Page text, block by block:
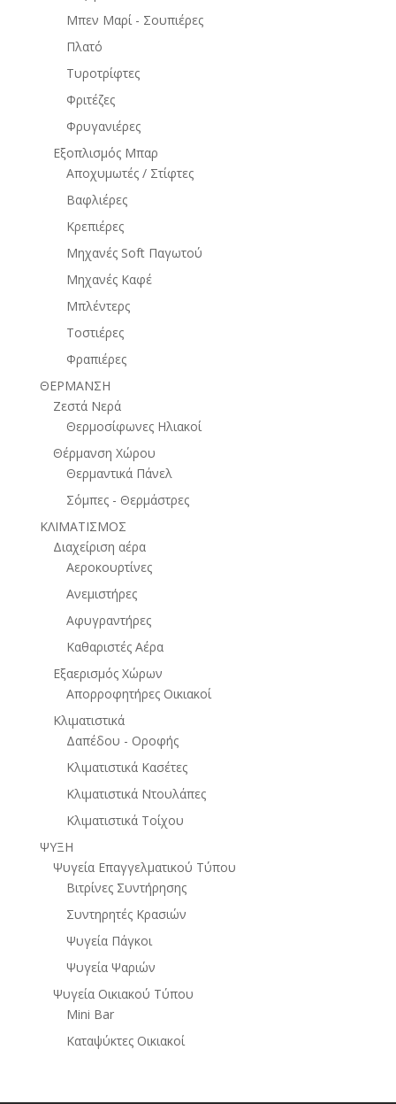
Μπεν Μαρί - Σουπιέρες
Πλατό
Τυροτρίφτες
Φριτέζες
Φρυγανιέρες
Εξοπλισμός Μπαρ
Αποχυμωτές / Στίφτες
Βαφλιέρες
Κρεπιέρες
Μηχανές Soft Παγωτού
Μηχανές Καφέ
Μπλέντερς
Τοστιέρες
Φραπιέρες
ΘΕΡΜΑΝΣΗ
Ζεστά Νερά
Θερμοσίφωνες Ηλιακοί
Θέρμανση Χώρου
Θερμαντικά Πάνελ
Σόμπες - Θερμάστρες
ΚΛΙΜΑΤΙΣΜΟΣ
Διαχείριση αέρα
Αεροκουρτίνες
Ανεμιστήρες
Αφυγραντήρες
Καθαριστές Αέρα
Εξαερισμός Χώρων
Απορροφητήρες Οικιακοί
Κλιματιστικά
Δαπέδου - Οροφής
Κλιματιστικά Κασέτες
Κλιματιστικά Ντουλάπες
Κλιματιστικά Τοίχου
ΨΥΞΗ
Ψυγεία Επαγγελματικού Τύπου
Βιτρίνες Συντήρησης
Συντηρητές Κρασιών
Ψυγεία Πάγκοι
Ψυγεία Ψαριών
Ψυγεία Οικιακού Τύπου
Mini Bar
Καταψύκτες Οικιακοί